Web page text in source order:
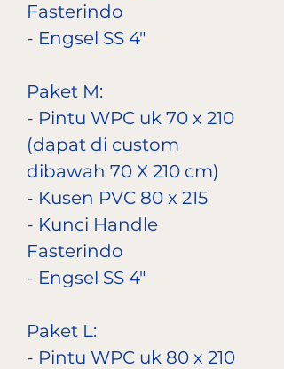
Fasterindo
- Engsel SS 4"
Paket M:
- Pintu WPC uk 70 x 210
(dapat di custom
dibawah 70 X 210 cm)
- Kusen PVC 80 x 215
- Kunci Handle
Fasterindo
- Engsel SS 4"
Paket L:
- Pintu WPC uk 80 x 210